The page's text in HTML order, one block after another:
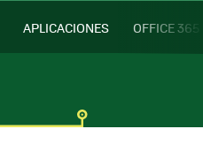
APLICACIONES OFFICE 365